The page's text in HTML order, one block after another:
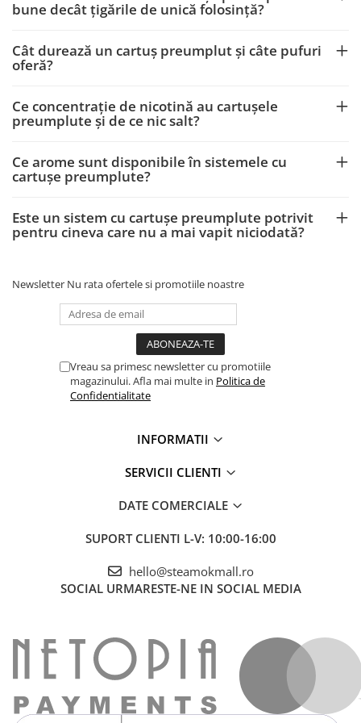
bune decât țigările de unică folosință?
Cât durează un cartuș preumplut și câte pufuri
oferă?
Ce concentrație de nicotină au cartușele
preumplute și de ce nic salt?
Ce arome sunt disponibile în sistemele cu
cartușe preumplute?
Este un sistem cu cartușe preumplute potrivit
pentru cineva care nu a mai vapit niciodată?
Newsletter Nu rata ofertele si promotiile noastre
Vreau sa primesc newsletter cu promotiile
magazinului. Afla mai multe in Politica de
Confidentialitate
INFORMATII
SERVICII CLIENTI
DATE COMERCIALE
SUPORT CLIENTI L-V: 10:00-16:00
hello@steamokmall.ro
SOCIAL URMARESTE-NE IN SOCIAL MEDIA